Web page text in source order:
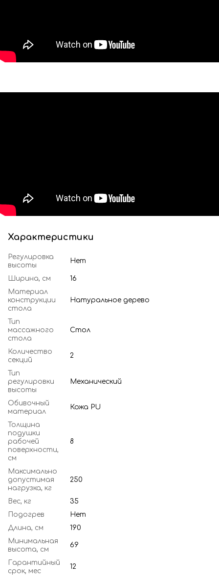
Характеристики
Регулировка
высоты
Нет
Ширина, см
16
Материал
конструкции
стола
Натуральное дерево
Тип
массажного
стола
Стол
Количество
секций
2
Тип
регулировки
высоты
Механический
Обивочный
материал
Кожа PU
Толщина
подушки
рабочей
поверхности,
см
8
Максимально
допустимая
нагрузка, кг
250
Вес, кг
35
Подогрев
Нет
Длина, см
190
Минимальная
высота, см
69
Гарантийный
срок, мес
12